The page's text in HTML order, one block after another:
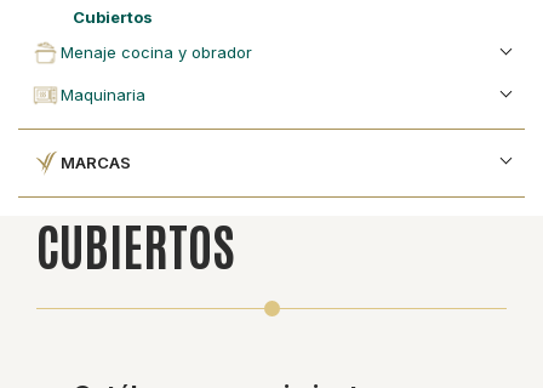
cubiertos
menaje cocina y obrador
maquinaria
MARCAS
CUBIERTOS